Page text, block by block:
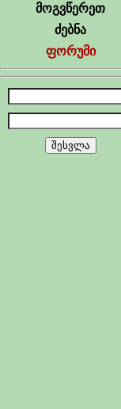
მოგვწერეთ
ძებნა
ფორუმი